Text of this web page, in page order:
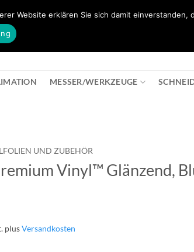
MESSER/WERKZEUGE
UND ZUBEHÖR
Vinyl™ Glänzend,
plusVersandkosten
Website erklären Sie sich damit einverstanden,